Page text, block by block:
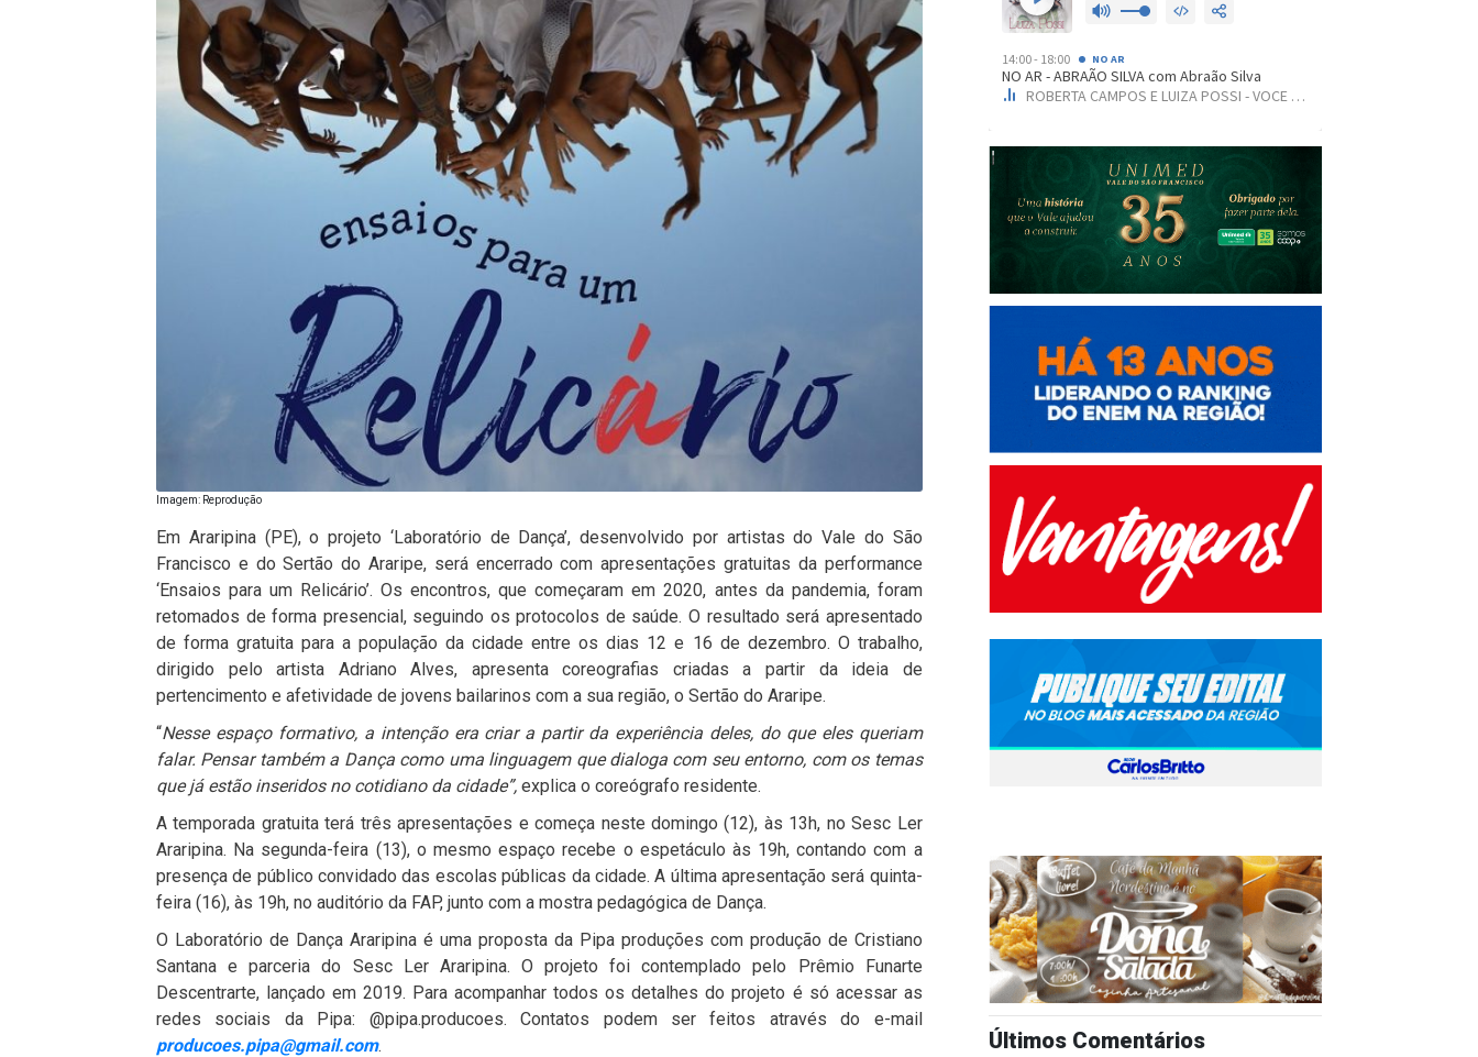
Imagem: Reprodução
Em Araripina (PE), o projeto ‘Laboratório de Dança’, desenvolvido por artistas do Vale do São
Francisco e do Sertão do Araripe, será encerrado com apresentações gratuitas da performance
‘Ensaios para um Relicário’. Os encontros, que começaram em 2020, antes da pandemia, foram
retomados de forma presencial, seguindo os protocolos de saúde. O resultado será apresentado
de forma gratuita para a população da cidade entre os dias 12 e 16 de dezembro. O trabalho,
dirigido pelo artista Adriano Alves, apresenta coreografias criadas a partir da ideia de
pertencimento e afetividade de jovens bailarinos com a sua região, o Sertão do Araripe.
“Nesse espaço formativo, a intenção era criar a partir da experiência deles, do que eles queriam
falar. Pensar também a Dança como uma linguagem que dialoga com seu entorno, com os temas
que já estão inseridos no cotidiano da cidade”, explica o coreógrafo residente.
A temporada gratuita terá três apresentações e começa neste domingo (12), às 13h, no Sesc Ler
Araripina. Na segunda-feira (13), o mesmo espaço recebe o espetáculo às 19h, contando com a
presença de público convidado das escolas públicas da cidade. A última apresentação será quinta-
feira (16), às 19h, no auditório da FAP, junto com a mostra pedagógica de Dança.
O Laboratório de Dança Araripina é uma proposta da Pipa produções com produção de Cristiano
Santana e parceria do Sesc Ler Araripina. O projeto foi contemplado pelo Prêmio Funarte
Descentrarte, lançado em 2019. Para acompanhar todos os detalhes do projeto é só acessar as
redes sociais da Pipa: @pipa.producoes. Contatos podem ser feitos através do e-mail
producoes.pipa@gmail.com. Últimos Comentários